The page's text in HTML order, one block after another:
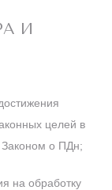
И
целей в
Законом о ПДн;
на обработку